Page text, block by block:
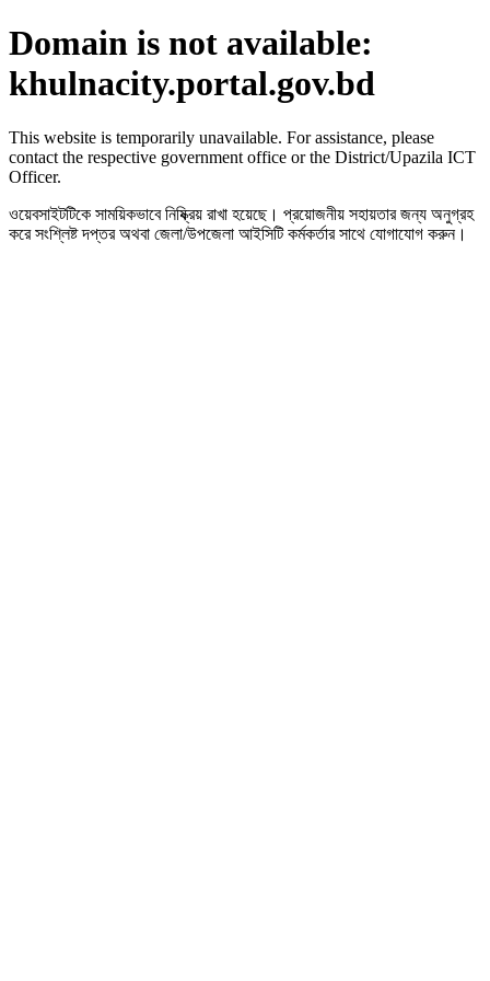
Domain is not available:
khulnacity.portal.gov.bd
This website is temporarily unavailable. For assistance, please
contact the respective government office or the District/Upazila ICT
Officer.
ওয়েবসাইটটিকে সাময়িকভাবে নিষ্ক্রিয় রাখা হয়েছে। প্রয়োজনীয় সহায়তার জন্য অনুগ্রহ
করে সংশ্লিষ্ট দপ্তর অথবা জেলা/উপজেলা আইসিটি কর্মকর্তার সাথে যোগাযোগ করুন।